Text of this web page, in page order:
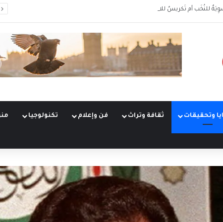
للنُخَب أم تَكريسٌ للانقسام؟
وتحقيقات ثقافة وتراث فن وإعلام تكنولوجيا